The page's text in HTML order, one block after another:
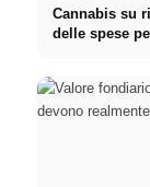
Cannabis su
delle spese